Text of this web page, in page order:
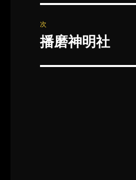
ゲ
投
稿:
次
次
投
播磨神明社